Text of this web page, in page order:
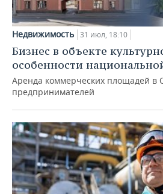
Недвижимость 31 июл, 18:10
Бизнес в объекте
особенности
Аренда коммерческих площадей в
предпринимателей